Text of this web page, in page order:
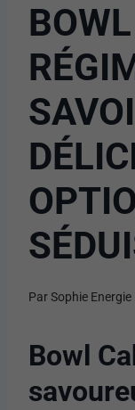
ParSophie Energie
Bowl